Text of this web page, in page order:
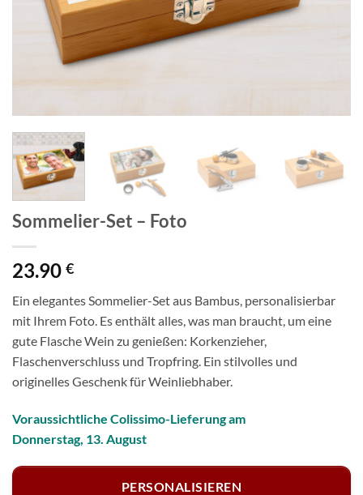
Sommelier-Set – Foto
23.90 €
Ein elegantes Sommelier-Set aus Bambus, personalisierbar
mit Ihrem Foto. Es enthält alles, was man braucht, um eine
gute Flasche Wein zu genießen: Korkenzieher,
Flaschenverschluss und Tropfring. Ein stilvolles und
originelles Geschenk für Weinliebhaber.
Voraussichtliche Colissimo-Lieferung am
Donnerstag, 13. August
PERSONALISIEREN